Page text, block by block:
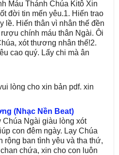
Máu Thánh Chúa Kitô Xin
đời tin mến yêu.1. Hiến trao
lề. Hiến thân vì nhân thế đền
chính máu thân Ngài. Ôi
xót thương nhân thế!2.
cao quý. Lấy chi mà ân
lòng cho xin bản pdf. xin
(Nhạc Nền Beat)
Chúa Ngài giàu lòng xót
con đêm ngày. Lạy Chúa
rộng ban tình yêu và tha thứ,
chứa, xin cho con luôn